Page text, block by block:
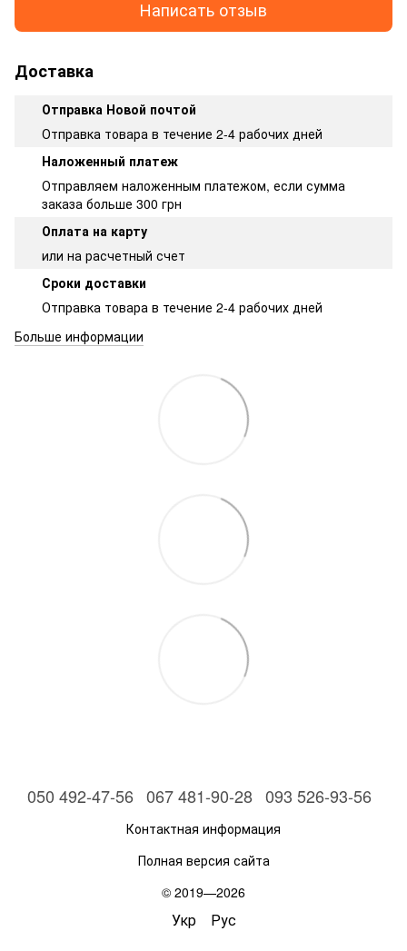
Написать отзыв
Доставка
Отправка Новой почтой
Отправка товара в течение 2-4 рабочих дней
Наложенный платеж
Отправляем наложенным платежом, если сумма
заказа больше 300 грн
Оплата на карту
или на расчетный счет
Сроки доставки
Отправка товара в течение 2-4 рабочих дней
Больше информации
050 492-47-56 067 481-90-28 093 526-93-56
Контактная информация
Полная версия сайта
© 2019—2026
Укр Рус